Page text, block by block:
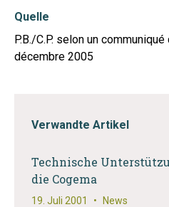
Quelle
P.B./C.P. selon un
décembre 2005
Verwandte Artikel
Technische
die Cogema
19. Juli 2001 • News